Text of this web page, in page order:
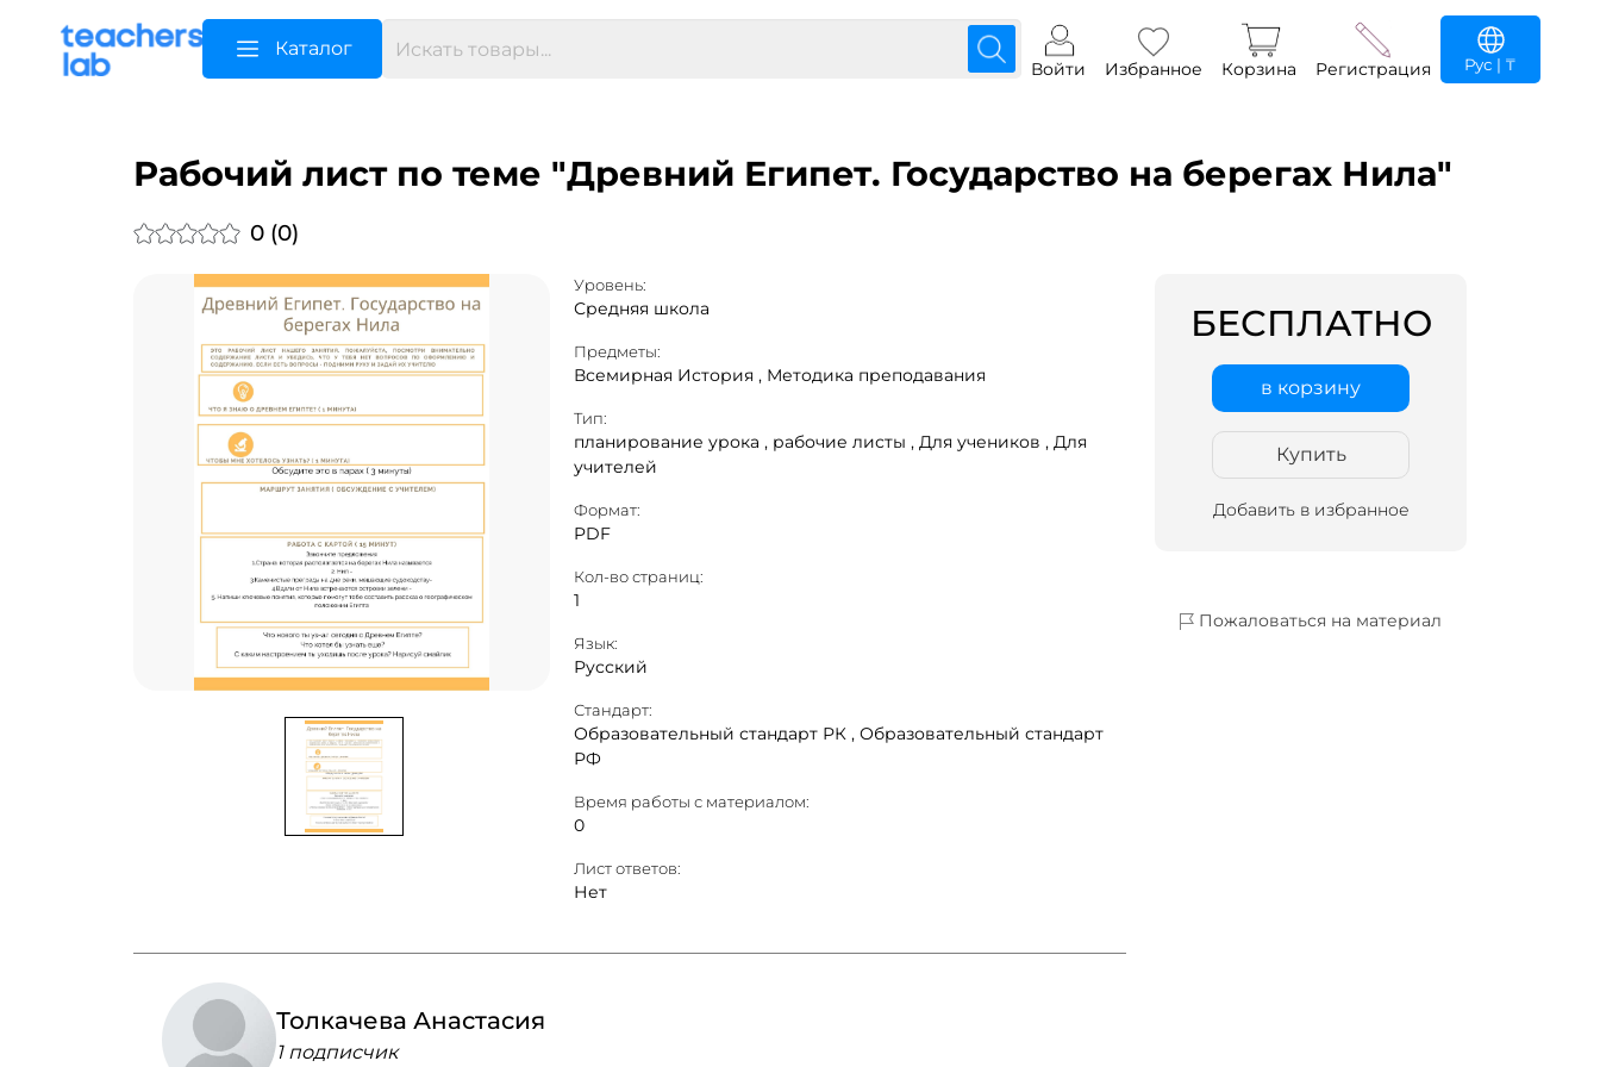
Каталог
Войти Избранное Корзина Регистрация Рус | ₸
Рабочий лист по теме "Древний Египет. Государство на берегах Нила"
0 (0)
Уровень:
Средняя школа
Предметы:
Всемирная История , Методика преподавания
Тип:
планирование урока , рабочие листы , Для учеников , Для
учителей
Формат:
PDF
Кол-во страниц:
1
Язык:
Русский
Стандарт:
Образовательный стандарт РК , Образовательный стандарт
РФ
Время работы с материалом:
0
Лист ответов:
Нет
Толкачева Анастасия
1 подписчик
БЕСПЛАТНО
в корзину
Купить
Добавить в избранное
Пожаловаться на материал